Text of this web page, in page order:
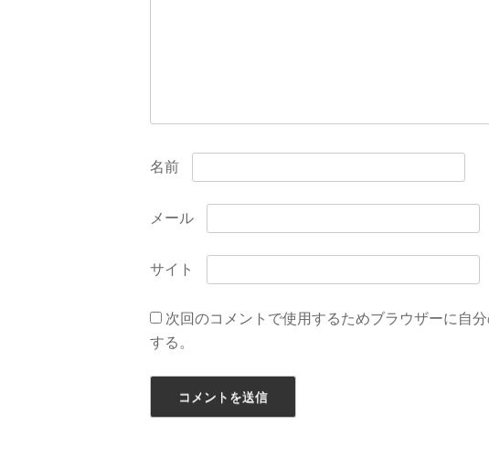
名前
メール
サイト
次回のコメントで使用するためブラウザーに自
する。